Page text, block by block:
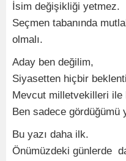
İsim değişikliği yetmez.
Seçmen tabanında
olmalı.
Aday ben değilim,
Siyasetten hiçbir
Mevcut milletvekilleri ile
Ben sadece gördüğümü
Bu yazı daha ilk.
Önümüzdeki günlerde